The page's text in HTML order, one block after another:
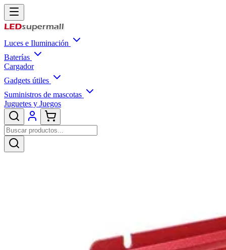
Luces e Iluminación
Baterías
Cargador
Gadgets útiles
Suministros de mascotas
Juguetes y Juegos